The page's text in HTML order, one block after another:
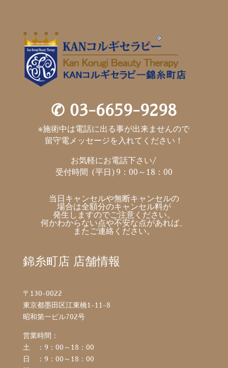
✆ 03-6659-9298
※施術中は電話に出る事が出来ませんので
留守電メッセージを入れてください！
お気軽にお電話下さい/
受付時間 (平日)9：00～18：00
当日キャンセルや無断キャンセルの
場合は全額分のキャンセル料が
発生しますのでご注意ください。
何かわからない点や不安な点があれば、
またご連絡ください。
錦糸町店 店舗情報
〒130-0022
東京都墨田区江東橋1-11-8
昭和第一ビル702号
営業時間：
土 ：9：00～18：00
日 ：9：00～18：00